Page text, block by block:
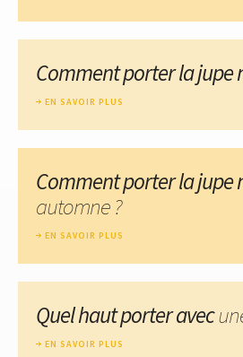
Comment porter la jupe
EN SAVOIR PLUS
Comment porter la jupe
automne ?
EN SAVOIR PLUS
Quel haut porter avec
EN SAVOIR PLUS